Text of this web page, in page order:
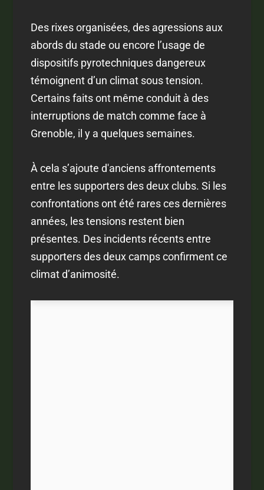
Des rixes organisées, des agressions aux
abords du stade ou encore l’usage de
dispositifs pyrotechniques dangereux
témoignent d’un climat sous tension.
Certains faits ont même conduit à des
interruptions de match comme face à
Grenoble, il y a quelques semaines.
À cela s’ajoute d'anciens affrontements
entre les supporters des deux clubs. Si les
confrontations ont été rares ces dernières
années, les tensions restent bien
présentes. Des incidents récents entre
supporters des deux camps confirment ce
climat d’animosité.